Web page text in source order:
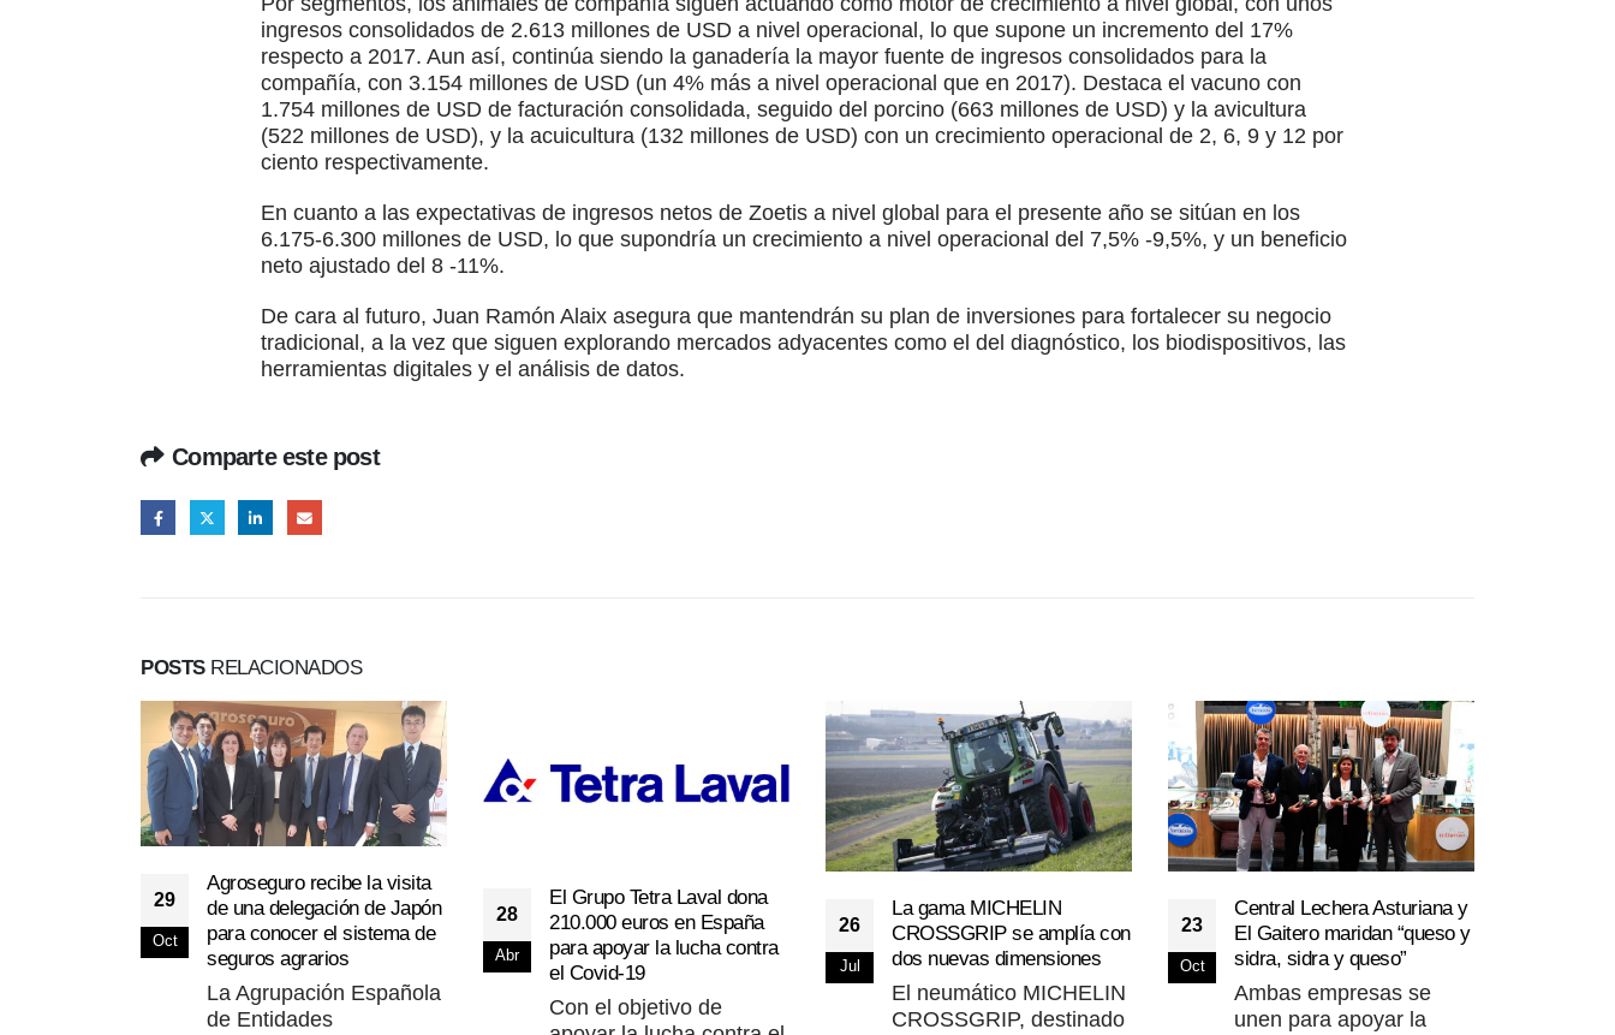
ingresos consolidados de 2.613 millones de USD a nivel operacional, lo que supone un incremento del 17%
respecto a 2017. Aun así, continúa siendo la ganadería la mayor fuente de ingresos consolidados para la
compañía, con 3.154 millones de USD (un 4% más a nivel operacional que en 2017). Destaca el vacuno con
1.754 millones de USD de facturación consolidada, seguido del porcino (663 millones de USD) y la avicultura
(522 millones de USD), y la acuicultura (132 millones de USD) con un crecimiento operacional de 2, 6, 9 y 12 por
ciento respectivamente.
En cuanto a las expectativas de ingresos netos de Zoetis a nivel global para el presente año se sitúan en los
6.175-6.300 millones de USD, lo que supondría un crecimiento a nivel operacional del 7,5% -9,5%, y un beneficio
neto ajustado del 8 -11%.
De cara al futuro, Juan Ramón Alaix asegura que mantendrán su plan de inversiones para fortalecer su negocio
tradicional, a la vez que siguen explorando mercados adyacentes como el del diagnóstico, los biodispositivos, las
herramientas digitales y el análisis de datos.
Comparte este post
POSTSRELACIONADOS
29
Oct
Agroseguro recibe la visita
de una delegación de Japón
para conocer el sistema de
seguros agrarios
La Agrupación Española
de Entidades
28
Abr
El Grupo Tetra Laval dona
210.000 euros en España
para apoyar la lucha contra
el Covid-19
Con el objetivo de
26
Jul
La gama MICHELIN
CROSSGRIP se amplía con
dos nuevas dimensiones
El neumático MICHELIN
CROSSGRIP, destinado
23
Oct
Central Lechera Asturiana y
El Gaitero maridan “queso y
sidra, sidra y queso”
Ambas empresas se
unen para apoyar la